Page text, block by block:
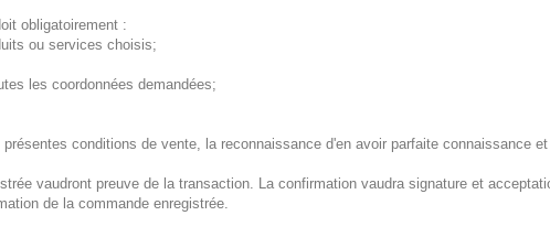
obligatoirement :
ou services choisis;
les coordonnées demandées;
conditions de vente, la reconnaissance d'en avoir parfaite connaissance
vaudront preuve de la transaction. La confirmation vaudra signature et
de la commande enregistrée.